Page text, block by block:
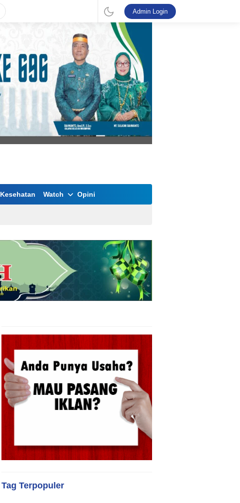
Admin Login
Kesehatan Watch Opini
Tag Terpopuler